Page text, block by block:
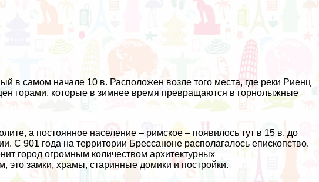
в самом начале 10 в. Расположен возле того места, где реки Риенц
горами, которые в зимнее время превращаются в горнолыжные
а постоянное население – римское – появилось тут в 15 в. до
С 901 года на территории Брессаноне располагалось епископство.
город огромным количеством архитектурных
это замки, храмы, старинные домики и постройки.